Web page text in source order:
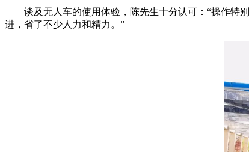
谈及无人车的使用体验，陈先生十分认可：“操作特
进，省了不少人力和精力。”